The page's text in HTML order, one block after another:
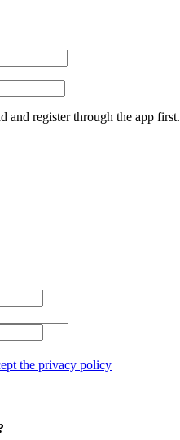
and register through the app first.
the privacy policy